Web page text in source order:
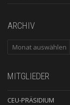
ARCHIV
ARCHIV
MITGLIEDER
CEU-PRÄSIDIUM